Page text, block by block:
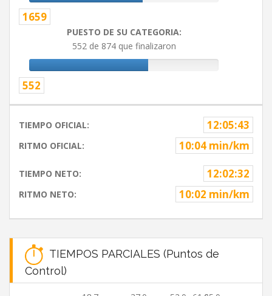
1659
PUESTO DE SU CATEGORIA:
552 de 874 que finalizaron
552
TIEMPO OFICIAL: 12:05:43
RITMO OFICIAL: 10:04 min/km
TIEMPO NETO: 12:02:32
RITMO NETO: 10:02 min/km
TIEMPOS PARCIALES (Puntos de
Control)